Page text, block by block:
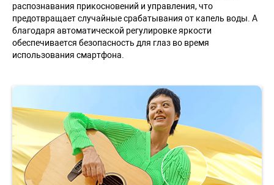
распознавания прикосновений и управления, что
предотвращает случайные срабатывания от капель воды. А
благодаря автоматической регулировке яркости
обеспечивается безопасность для глаз во время
использования смартфона.